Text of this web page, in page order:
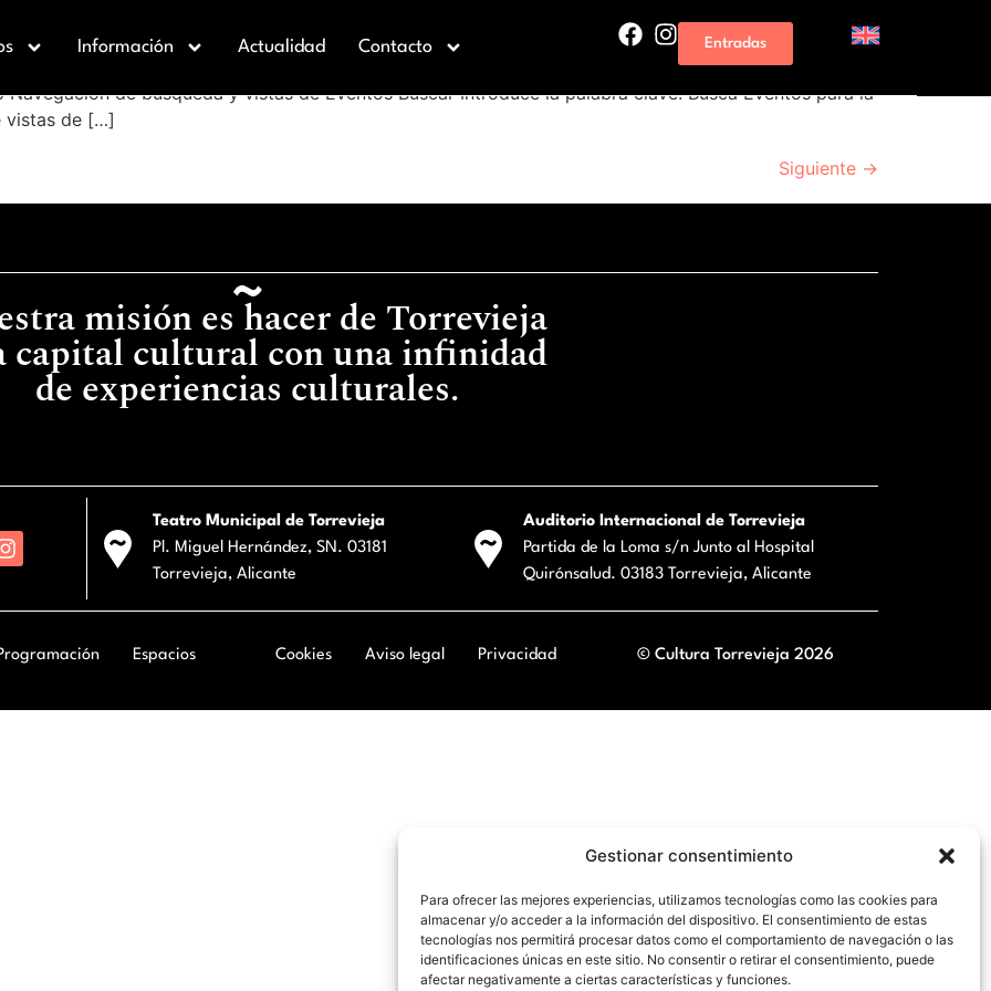
Gestionar consentimiento
Para ofrecer las mejores experiencias, utilizamos tecnologías como las cookies para
almacenar y/o acceder a la información del dispositivo. El consentimiento de estas
tecnologías nos permitirá procesar datos como el comportamiento de navegación o las
identificaciones únicas en este sitio. No consentir o retirar el consentimiento, puede
afectar negativamente a ciertas características y funciones.
Información Actualidad Contacto Entradas
de búsqueda y vistas de Eventos Buscar Introduce la palabra clave. Busca Eventos para la
vistas de […]
Siguiente →
misión es hacer de Torrevieja
capital cultural con una infinidad
de experiencias culturales.
Teatro Municipal de Torrevieja
Pl. Miguel Hernández, SN. 03181
Torrevieja, Alicante
Auditorio Internacional de Torrevieja
Partida de la Loma s/n Junto al Hospital
Quirónsalud. 03183 Torrevieja, Alicante
Espacios Cookies Aviso legal Privacidad © Cultura Torrevieja 2026